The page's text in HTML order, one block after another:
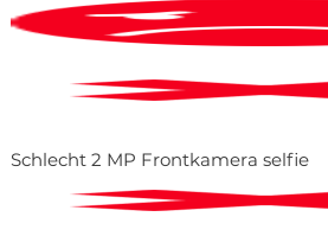
Schlecht 2 MP Frontkamera selfie